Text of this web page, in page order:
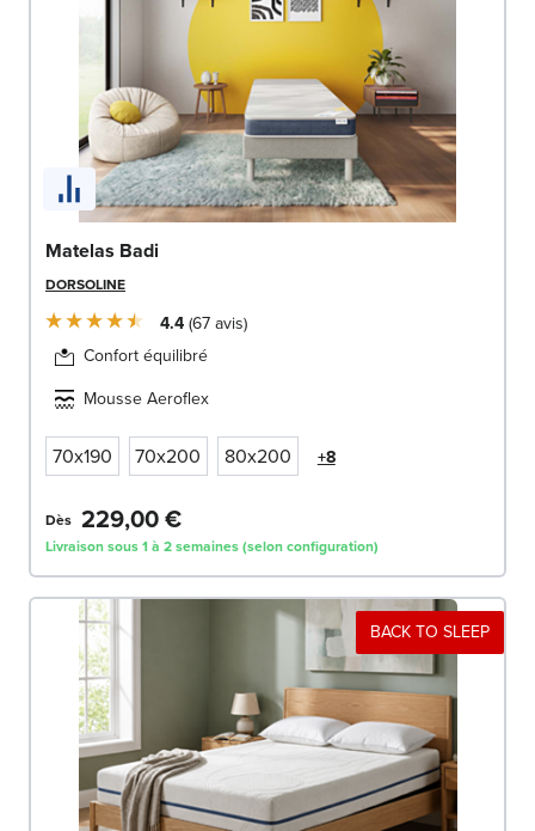
Matelas Badi
DORSOLINE
4.4 67avis
Confort équilibré
Mousse Aeroflex
70x190 70x200 80x200 +8
Dès 229,00 €
Livraison sous 1 à 2 semaines (selon configuration)
BACK TO SLEEP